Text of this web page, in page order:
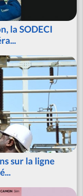
la SODECI
sur la ligne